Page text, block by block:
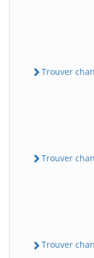
Trouver
Trouver
Trouver